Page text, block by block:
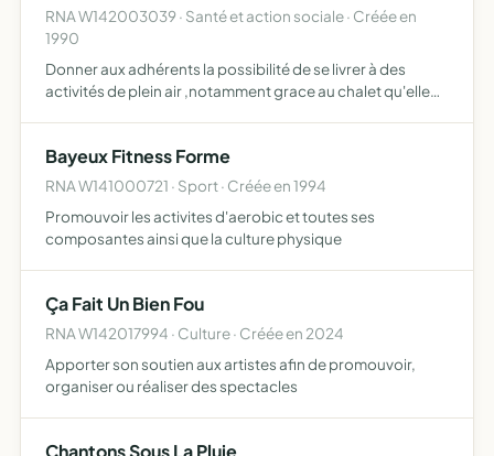
RNA W142003039 · Santé et action sociale · Créée en
1990
Donner aux adhérents la possibilité de se livrer à des
activités de plein air ,notamment grace au chalet qu'elle
Bayeux Fitness Forme
RNA W141000721 · Sport · Créée en 1994
Promouvoir les activites d'aerobic et toutes ses
composantes ainsi que la culture physique
Ça Fait Un Bien Fou
RNA W142017994 · Culture · Créée en 2024
Apporter son soutien aux artistes afin de promouvoir,
organiser ou réaliser des spectacles
Chantons Sous La Pluie